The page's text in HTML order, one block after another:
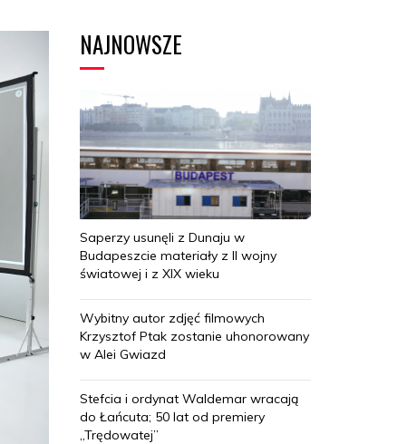
NAJNOWSZE
Saperzy usunęli z Dunaju w
Budapeszcie materiały z II wojny
światowej i z XIX wieku
Wybitny autor zdjęć filmowych
Krzysztof Ptak zostanie uhonorowany
w Alei Gwiazd
Stefcia i ordynat Waldemar wracają
do Łańcuta; 50 lat od premiery
„Trędowatej”